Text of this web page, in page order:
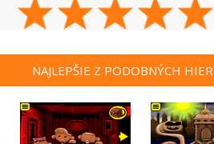
NAJLEPŠIE Z PODOBNÝCH HIER